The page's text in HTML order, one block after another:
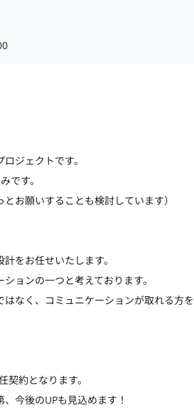
ジェクトです。
です。
とお願いすることも検討しています）
をお任せいたします。
ョンの一つと考えております。
なく、コミュニケーションが取れる方を
契約となります。
今後のUPも見込めます！